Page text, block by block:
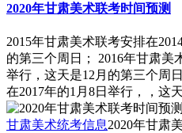
2020年甘肃美术联考时间预测
2015年甘肃美术联考安排在
的第三个周日； 2016年甘肃美
举行，这天是12月的第三个周
在2017年的1月8日举行，，这
甘肃美术统考信息2020年甘肃